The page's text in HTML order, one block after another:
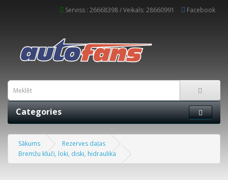
Serviss : 26668398 / Veikals: 28660991 Facebook
Categories
Sākums
Rezerves daļas
Bremžu kluči, loki, diski, hidraulika